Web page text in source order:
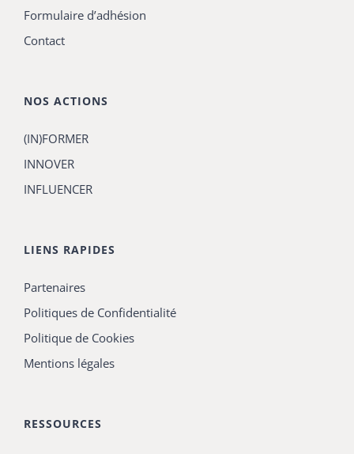
Formulaire d’adhésion
Contact
NOS ACTIONS
(IN)FORMER
INNOVER
INFLUENCER
LIENS RAPIDES
Partenaires
Politiques de Confidentialité
Politique de Cookies
Mentions légales
RESSOURCES